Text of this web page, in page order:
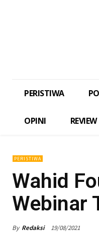
PERISTIWA
OPINI REVIEW
PERISTIWA
Wahid
Webinar
By Redaksi 19/08/2021